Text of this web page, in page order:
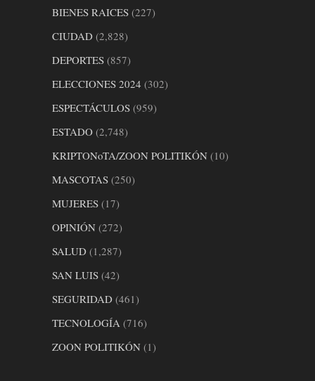
BIENES RAICES (227)
CIUDAD (2,828)
DEPORTES (857)
ELECCIONES 2024 (302)
ESPECTÁCULOS (959)
ESTADO (2,748)
KRIPTONoTA/ZOON POLITIKÓN (10)
MASCOTAS (250)
MUJERES (17)
OPINIÓN (272)
SALUD (1,287)
SAN LUIS (42)
SEGURIDAD (461)
TECNOLOGÍA (716)
ZOON POLITIKÓN (1)